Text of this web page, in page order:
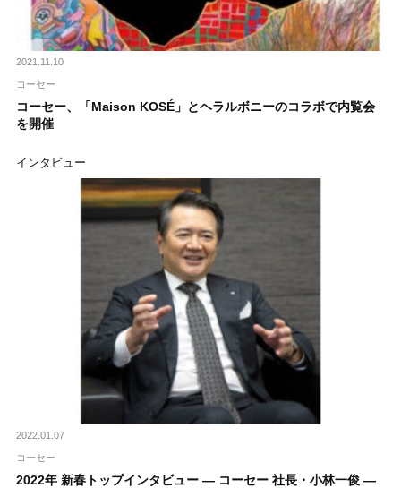
2021.11.10
コーセー
コーセー、「Maison KOSÉ」とヘラルボニーのコラボで内覧会
を開催
インタビュー
2022.01.07
コーセー
2022年 新春トップインタビュー ― コーセー 社長・小林一俊 ―